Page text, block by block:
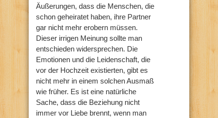
Äußerungen, dass die Menschen, die
schon geheiratet haben, ihre Partner
gar nicht mehr erobern müssen.
Dieser irrigen Meinung sollte man
entschieden widersprechen. Die
Emotionen und die Leidenschaft, die
vor der Hochzeit existierten, gibt es
nicht mehr in einem solchen Ausmaß
wie früher. Es ist eine natürliche
Sache, dass die Beziehung nicht
immer vor Liebe brennt, wenn man